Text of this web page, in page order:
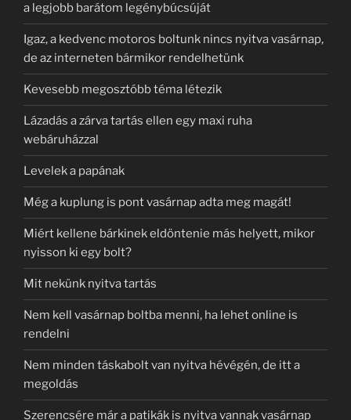
a legjobb barátom legénybúcsúját
Igaz, a kedvenc motoros boltunk nincs nyitva vasárnap,
de az interneten bármikor rendelhetünk
Kevesebb megosztóbb téma létezik
Lázadás a zárva tartás ellen egy maxi ruha
webáruházzal
Levelek a papának
Még a kuplung is pont vasárnap adta meg magát!
Miért kellene bárkinek eldöntenie más helyett, mikor
nyisson ki egy bolt?
Mit nekünk nyitva tartás
Nem kell vasárnap boltba menni, ha lehet online is
rendelni
Nem minden táskabolt van nyitva hévégén, de itt a
megoldás
Szerencsére már a patikák is nyitva vannak vasárnap